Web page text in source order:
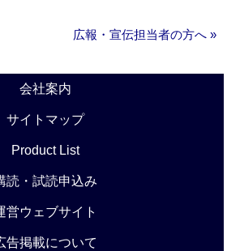
広報・宣伝担当者の方へ »
会社案内
サイトマップ
Product List
読・試読申込み
営ウェブサイト
告掲載について